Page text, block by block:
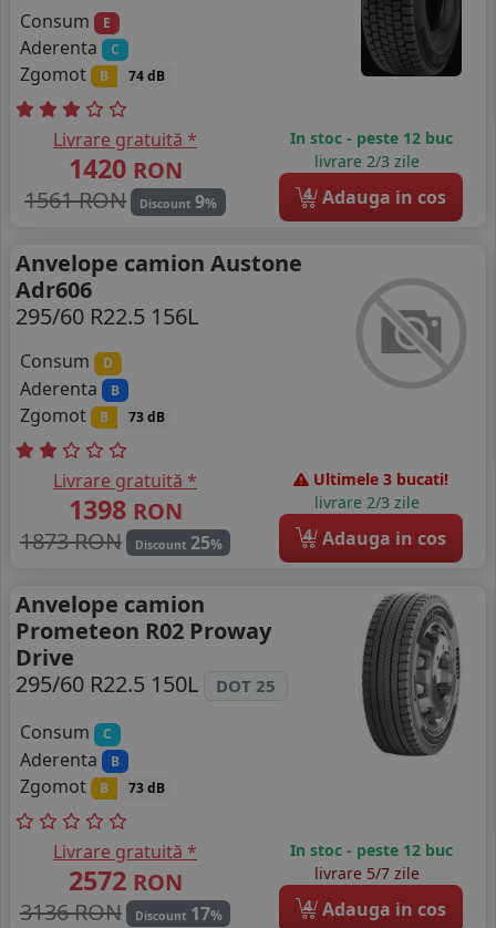
Consum E
Aderenta C
Zgomot B 74 dB
Livrare gratuită *
1420 RON
1561 RON
Discount 9%
In stoc - peste 12 buc
livrare 2/3 zile
4 Adauga in cos
Anvelope camion Austone
Adr606
295/60 R22.5 156L
Consum D
Aderenta B
Zgomot B 73 dB
Livrare gratuită *
1398 RON
1873 RON
Discount 25%
Ultimele 3 bucati!
livrare 2/3 zile
4 Adauga in cos
Anvelope camion
Prometeon R02 Proway
Drive
295/60 R22.5 150L
DOT 25
Consum C
Aderenta B
Zgomot B 73 dB
Livrare gratuită *
2572 RON
3136 RON
Discount 17%
In stoc - peste 12 buc
livrare 5/7 zile
4 Adauga in cos